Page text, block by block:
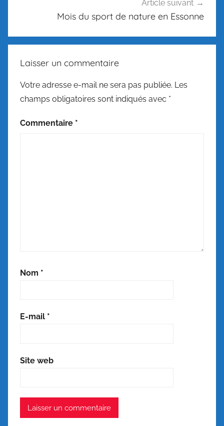
Article suivant
Mois du sport de nature en Essonne
Laisser un commentaire
Votre adresse e-mail ne sera pas publiée. Les
champs obligatoires sont indiqués avec *
Commentaire *
Nom *
E-mail *
Site web